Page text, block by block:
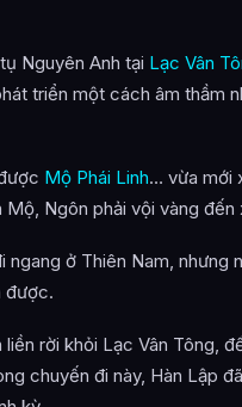
Nguyên Anh tại Lạc Vân
triển một cách âm thầm
Mộ Phái Linh… vừa mới
Ngôn phải vội vàng đến
ở Thiên Nam, nhưng
được.
rời khỏi Lạc Vân Tông,
chuyến đi này, Hàn Lập